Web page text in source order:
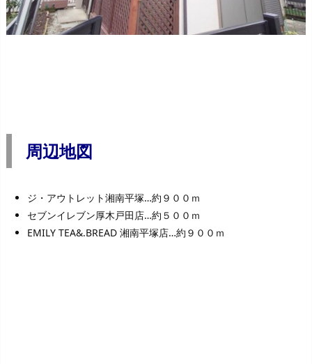
周辺地図
ジ・アウトレット湘南平塚…約９００ｍ
セブンイレブン厚木戸田店…約５００ｍ
EMILY TEA&.BREAD 湘南平塚店…約９００ｍ